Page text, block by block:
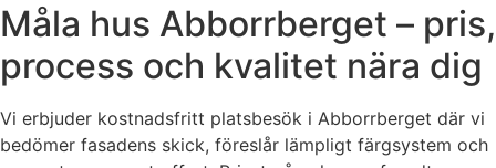
Måla hus Abborrberget – pris,
process och kvalitet nära dig
Vi erbjuder kostnadsfritt platsbesök i Abborrberget där vi
bedömer fasadens skick, föreslår lämpligt färgsystem och